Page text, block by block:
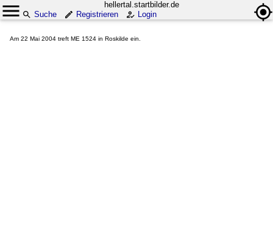
hellertal.startbilder.de
Suche
Registrieren Login
Am 22 Mai 2004 treft ME 1524 in Roskilde ein.